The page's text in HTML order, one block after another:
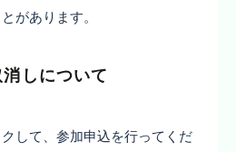
があります。
しについて
して、参加申込を行ってくだ